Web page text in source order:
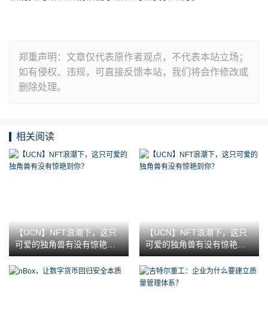
郑重声明：文章仅代表原作者观点，不代表本站立场；
如有侵权、违规，可直接反馈本站，我们将会作修改或
删除处理。
相关阅读
【UCN】NFT浪潮下，这只
可爱的独角兽有没有惊艳到
你？
【UCN】NFT浪潮下，这只
可爱的独角兽有没有惊艳到
你？